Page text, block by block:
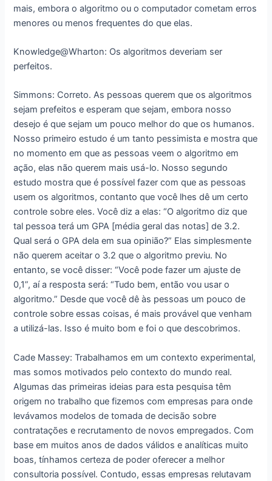
mais, embora o algoritmo ou o computador cometam erros
menores ou menos frequentes do que elas.
Knowledge@Wharton: Os algoritmos deveriam ser
perfeitos.
Simmons: Correto. As pessoas querem que os algoritmos
sejam prefeitos e esperam que sejam, embora nosso
desejo é que sejam um pouco melhor do que os humanos.
Nosso primeiro estudo é um tanto pessimista e mostra que
no momento em que as pessoas veem o algoritmo em
ação, elas não querem mais usá-lo. Nosso segundo
estudo mostra que é possível fazer com que as pessoas
usem os algoritmos, contanto que você lhes dê um certo
controle sobre eles. Você diz a elas: “O algoritmo diz que
tal pessoa terá um GPA [média geral das notas] de 3.2.
Qual será o GPA dela em sua opinião?” Elas simplesmente
não querem aceitar o 3.2 que o algoritmo previu. No
entanto, se você disser: “Você pode fazer um ajuste de
0,1”, aí a resposta será: “Tudo bem, então vou usar o
algoritmo.” Desde que você dê às pessoas um pouco de
controle sobre essas coisas, é mais provável que venham
a utilizá-las. Isso é muito bom e foi o que descobrimos.
Cade Massey: Trabalhamos em um contexto experimental,
mas somos motivados pelo contexto do mundo real.
Algumas das primeiras ideias para esta pesquisa têm
origem no trabalho que fizemos com empresas para onde
levávamos modelos de tomada de decisão sobre
contratações e recrutamento de novos empregados. Com
base em muitos anos de dados válidos e analíticas muito
boas, tínhamos certeza de poder oferecer a melhor
consultoria possível. Contudo, essas empresas relutavam